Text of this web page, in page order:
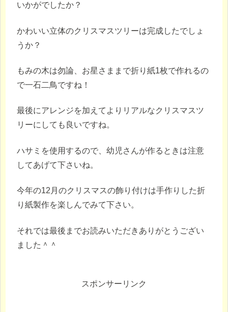
いかがでしたか？
かわいい立体のクリスマスツリーは完成したでしょ
うか？
もみの木は勿論、お星さままで折り紙1枚で作れるの
で一石二鳥ですね！
最後にアレンジを加えてよりリアルなクリスマスツ
リーにしても良いですね。
ハサミを使用するので、幼児さんが作るときは注意
してあげて下さいね。
今年の12月のクリスマスの飾り付けは手作りした折
り紙製作を楽しんでみて下さい。
それでは最後までお読みいただきありがとうござい
ました＾＾
スポンサーリンク